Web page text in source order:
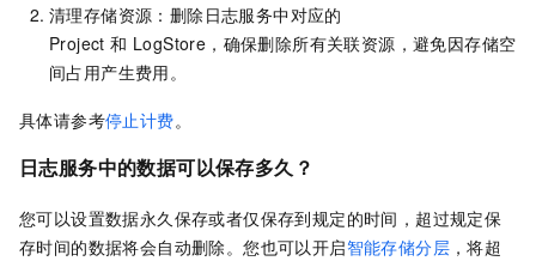
清理存储资源：删除日志服务中对应的
Project 和 LogStore，确保删除所有关联资源，避免因存储空
间占用产生费用。
具体请参考停止计费。
日志服务中的数据可以保存多久？
您可以设置数据永久保存或者仅保存到规定的时间，超过规定保
存时间的数据将会自动删除。您也可以开启智能存储分层 ，将超